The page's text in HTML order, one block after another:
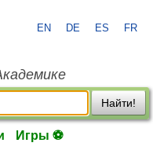
EN DE ES FR
Найти!
Игры ⚽